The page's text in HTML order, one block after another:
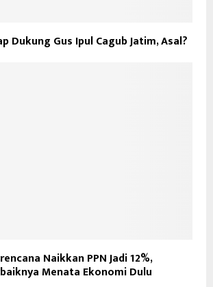
Dukung Gus Ipul Cagub Jatim, Asal?
Naikkan PPN Jadi 12%,
Menata Ekonomi Dulu